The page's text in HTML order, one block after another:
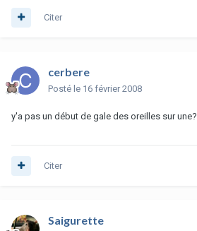
Citer
cerbere
Posté le 16 février 2008
y'a pas un début de gale des oreilles sur une?
Citer
Saigurette